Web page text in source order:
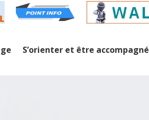
S’orienter et être accompagné